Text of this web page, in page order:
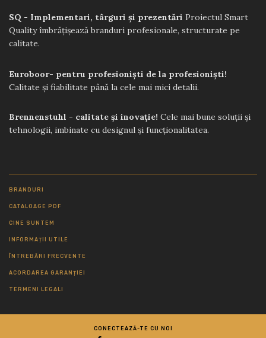
SQ - Implementari, târguri și prezentări Proiectul Smart
Quality îmbrățișează branduri profesionale, structurate pe
calitate.
Euroboor- pentru profesioniști de la profesioniști!
Calitate și fiabilitate până la cele mai mici detalii.
Brennenstuhl - calitate și inovație! Cele mai bune soluții și
tehnologii, imbinate cu designul și funcționalitatea.
BRANDURI
CATALOAGE PDF
CINE SUNTEM
INFORMAȚII UTILE
ÎNTREBĂRI FRECVENTE
ACORDAREA GARANȚIEI
TERMENI LEGALI
CONECTEAZĂ-TE CU NOI